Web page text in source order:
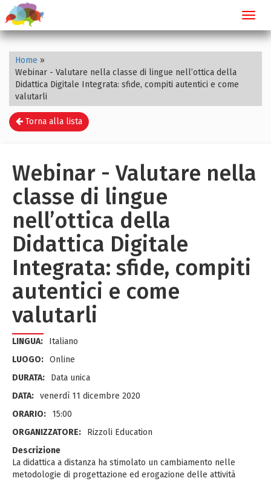
Home »
Webinar - Valutare nella classe di lingue nell’ottica della
Didattica Digitale Integrata: sfide, compiti autentici e come
valutarli
Torna alla lista
Webinar - Valutare nella
classe di lingue
nell’ottica della
Didattica Digitale
Integrata: sfide, compiti
autentici e come
valutarli
LINGUA:
Italiano
LUOGO: Online
DURATA:
Data unica
DATA: venerdì 11 dicembre 2020
ORARIO:
15:00
ORGANIZZATORE:
Rizzoli Education
Descrizione
La didattica a distanza ha stimolato un cambiamento nelle
metodologie di progettazione ed erogazione delle attività